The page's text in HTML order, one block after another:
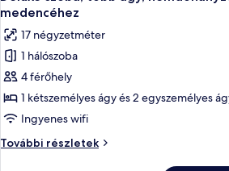
medencéhez
részletei
következő
szoba
összes
képének
megtekintése:
Deluxe
szoba,
több
ágy,
medencéhez
17 négyzetméter
1 hálószoba
4 férőhely
1 kétszemélyes ágy és 2 egyszemélyes
Ingyenes wifi
További részletek
Deluxe